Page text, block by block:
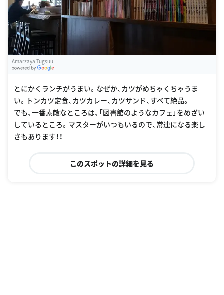
Amarzaya Tugsuu
とにかくランチがうまい。なぜか、カツがめちゃくちゃうま
い。トンカツ定食、カツカレー、カツサンド、すべて絶品。
でも、一番素敵なところは、「図書館のようなカフェ」をめざい
しているところ。マスターがいつもいるので、常連になる楽し
さもあります！！
このスポットの詳細を見る